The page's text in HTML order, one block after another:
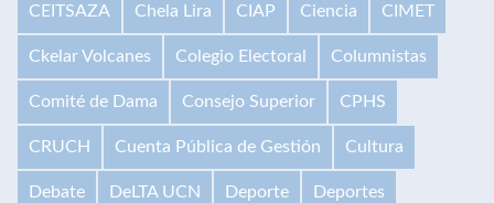
CEITSAZA Chela Lira CIAP Ciencia CIMET
Ckelar Volcanes Colegio Electoral Columnistas
Comité de Dama Consejo Superior CPHS
CRUCH Cuenta Pública de Gestión Cultura
Debate DeLTA UCN Deporte Deportes